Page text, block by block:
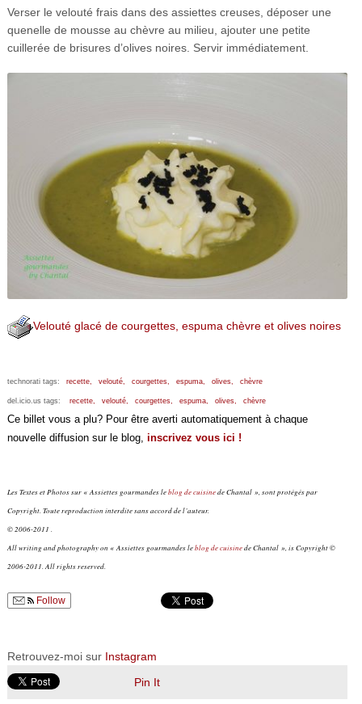
Verser le velouté frais dans des assiettes creuses, déposer une
quenelle de mousse au chèvre au milieu, ajouter une petite
cuillerée de brisures d’olives noires. Servir immédiatement.
Velouté glacé de courgettes, espuma chèvre et olives noires
technorati tags: recette, velouté, courgettes, espuma, olives, chèvre
del.icio.us tags: recette, velouté, courgettes, espuma, olives, chèvre
Ce billet vous a plu? Pour être averti automatiquement à chaque
nouvelle diffusion sur le blog, inscrivez vous ici !
Les Textes et Photos sur « Assiettes gourmandes leblog de cuisinede Chantal », sont protégés par
Copyright. Toute reproduction interdite sans accord de l’auteur.
© 2006-2011 .
All writing and photography on « Assiettes gourmandes leblog de cuisinede Chantal », is Copyright ©
2006-2011. All rights reserved.
Follow
Retrouvez-moi sur Instagram
Pin It